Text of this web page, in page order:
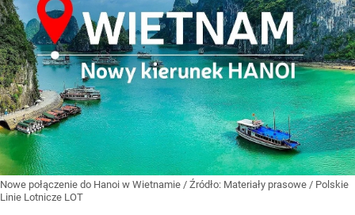
Nowe połączenie do Hanoi w Wietnamie / Źródło: Materiały prasowe / Polskie
Linie Lotnicze LOT